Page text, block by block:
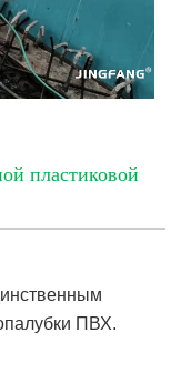
пластиковой
ПВХ.